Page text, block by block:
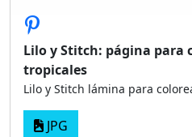
Lilo y Stitch: página para
tropicales
Lilo y Stitch lámina para
JPG